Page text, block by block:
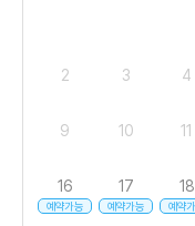
2 3 4
9 10 11
16
예약가능
17
예약가능
18
예약